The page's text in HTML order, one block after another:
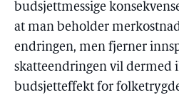
budsjettmessige
at man beholder
endringen, men fjerner
skatteendringen vil dermed
budsjetteffekt for